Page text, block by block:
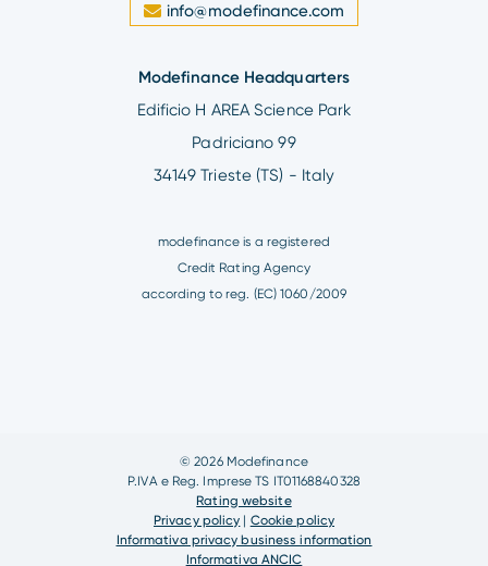
info@modefinance.com
Modefinance Headquarters
Edificio H AREA Science Park
Padriciano 99
34149 Trieste (TS) - Italy
modefinance is a registered
Credit Rating Agency
according to reg. (EC) 1060/2009
© 2026 Modefinance
P.IVA e Reg. Imprese TS IT01168840328
Rating website
Privacy policy | Cookie policy
Informativa privacy business information
Informativa ANCIC